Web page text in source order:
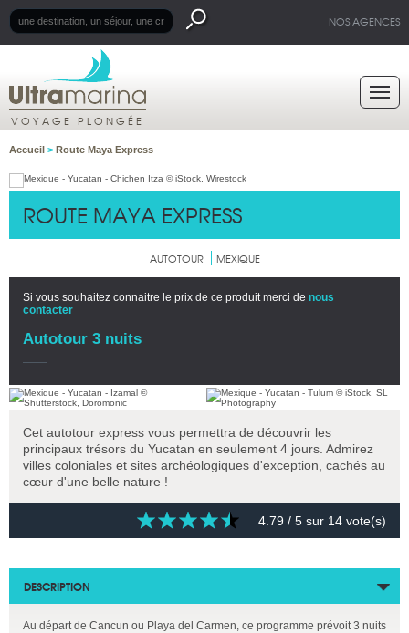
NOS AGENCES
VOYAGE PLONGÉE
Accueil > Route Maya Express
ROUTE MAYA EXPRESS
AUTOTOUR MEXIQUE
Si vous souhaitez connaitre le prix de ce produit merci de nous
contacter
Autotour 3 nuits
Cet autotour express vous permettra de découvrir les
principaux trésors du Yucatan en seulement 4 jours. Admirez
villes coloniales et sites archéologiques d'exception, cachés au
cœur d'une belle nature !
4.79 / 5 sur 14 vote(s)
DESCRIPTION
Au départ de Cancun ou Playa del Carmen, ce programme prévoit 3 nuits